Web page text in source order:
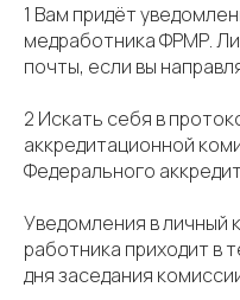
1 Вам придёт
медработника ФРМР.
почты, если вы
2 Искать себя в
аккредитационной
Федерального
Уведомления в личный
работника приходит в
дня заседания